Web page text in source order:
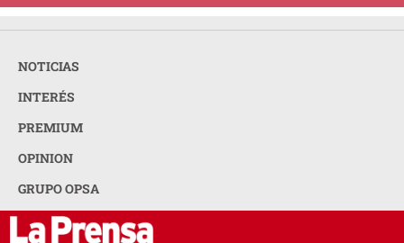
NOTICIAS
INTERÉS
PREMIUM
OPINION
GRUPO OPSA